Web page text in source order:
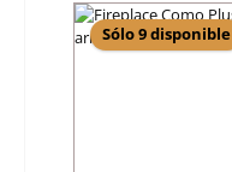
Sólo 9 disponible